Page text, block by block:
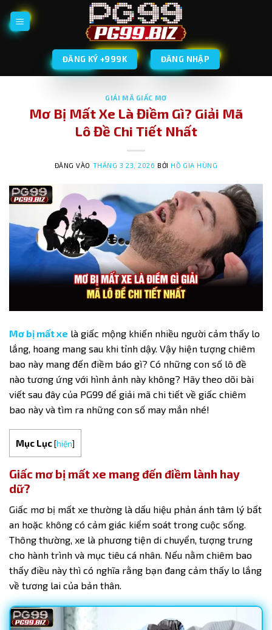
qua
nội
ĐĂNG KÝ +999K ĐĂNG NHẬP
GIẢI MÃ GIẤC MƠ
Mơ Bị Mất Xe Là Điềm Gì? Giải Mã
Lô Đề Chi Tiết Nhất
ĐĂNG VÀO THÁNG 3 23, 2026 BỞI HỒ GIA HÙNG
Mơ bị mất xe là giấc mộng khiến nhiều người cảm thấy lo
lắng, hoang mang sau khi tỉnh dậy. Vậy hiện tượng chiêm
bao này mang đến điềm báo gì? Có những con số lô đề
nào tương ứng với hình ảnh này không? Hãy theo dõi bài
viết sau đây của PG99 để giải mã chi tiết về giấc chiêm
bao này và tìm ra những con số may mắn nhé!
Mục Lục[hiện]
Giấc mơ bị mất xe mang đến điềm lành hay
dữ?
Giấc mơ bị mất xe thường là dấu hiệu phản ánh tâm lý bất
an hoặc không có cảm giác kiểm soát trong cuộc sống.
Thông thường, xe là phương tiện di chuyển, tượng trưng
cho hành trình và mục tiêu cá nhân. Nếu nằm chiêm bao
thấy điều này thì có nghĩa rằng bạn đang cảm thấy lo lắng
về tương lai của bản thân.